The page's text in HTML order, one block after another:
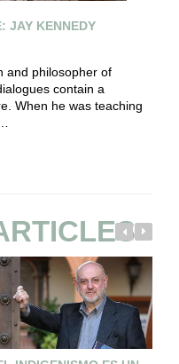
JAY KENNEDY
and philosopher of
contain a
When he was teaching